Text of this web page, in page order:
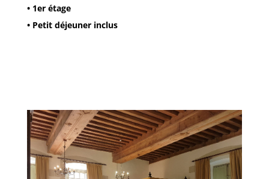
• 1er étage
• Petit déjeuner inclus